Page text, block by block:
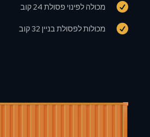
 מכולה לפינוי פסולת 24 קוב
 מכולות לפסולת בניין 32 קוב